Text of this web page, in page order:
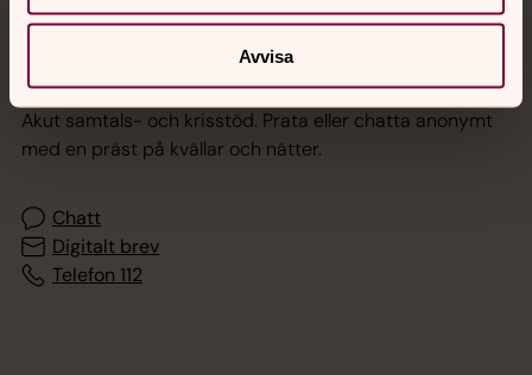
Avvisa
Jourhavande präst
Akut samtals- och krisstöd. Prata eller chatta anonymt
med en präst på kvällar och nätter.
Chatt
Digitalt brev
Telefon 112